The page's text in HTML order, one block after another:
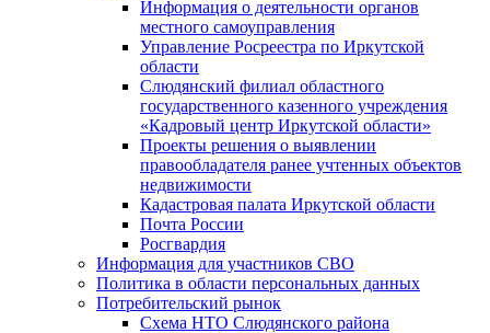
Информация о деятельности органов
местного самоуправления
Управление Росреестра по Иркутской
области
Слюдянский филиал областного
государственного казенного учреждения
«Кадровый центр Иркутской области»
Проекты решения о выявлении
правообладателя ранее учтенных объектов
недвижимости
Кадастровая палата Иркутской области
Почта России
Росгвардия
Информация для участников СВО
Политика в области персональных данных
Потребительский рынок
Схема НТО Слюдянского района